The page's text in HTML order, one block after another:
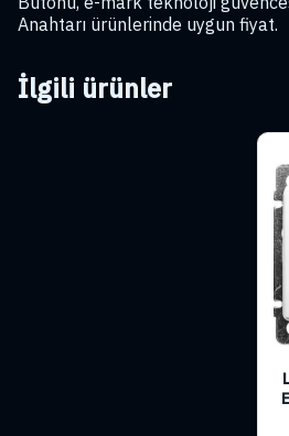
Anahtarı ürünlerinde uygun fiyat.
İlgili ürünler